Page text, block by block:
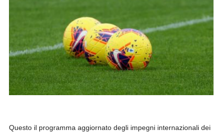
Questo il programma aggiornato degli impegni internazionali dei